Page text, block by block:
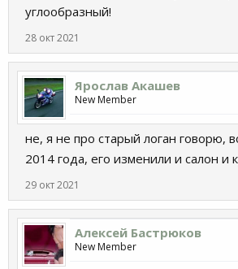
углообразный!
28 окт 2021
Ярослав Акашев
New Member
не, я не про старый логан говорю,
2014 года, его изменили и салон и
29 окт 2021
Алексей Бастрюков
New Member